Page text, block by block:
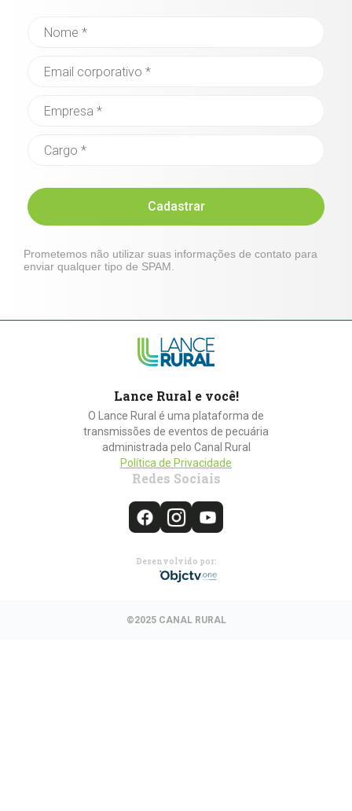
Cadastrar
Prometemos não utilizar suas informações de contato para
enviar qualquer tipo de SPAM.
Lance Rural e você!
O Lance Rural é uma plataforma de
transmissões de eventos de pecuária
administrada pelo Canal Rural
Política de Privacidade
Redes Sociais
Desenvolvido por:
©2025 CANAL RURAL